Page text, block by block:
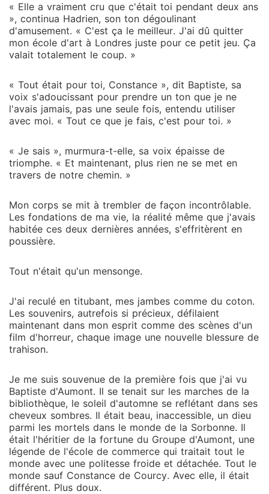
« Elle a vraiment cru que c'était toi pendant deux ans
», continua Hadrien, son ton dégoulinant
d'amusement. « C'est ça le meilleur. J'ai dû quitter
mon école d'art à Londres juste pour ce petit jeu. Ça
valait totalement le coup. »
« Tout était pour toi, Constance », dit Baptiste, sa
voix s'adoucissant pour prendre un ton que je ne
l'avais jamais, pas une seule fois, entendu utiliser
avec moi. « Tout ce que je fais, c'est pour toi. »
« Je sais », murmura-t-elle, sa voix épaisse de
triomphe. « Et maintenant, plus rien ne se met en
travers de notre chemin. »
Mon corps se mit à trembler de façon incontrôlable.
Les fondations de ma vie, la réalité même que j'avais
habitée ces deux dernières années, s'effritèrent en
poussière.
Tout n'était qu'un mensonge.
J'ai reculé en titubant, mes jambes comme du coton.
Les souvenirs, autrefois si précieux, défilaient
maintenant dans mon esprit comme des scènes d'un
film d'horreur, chaque image une nouvelle blessure de
trahison.
Je me suis souvenue de la première fois que j'ai vu
Baptiste d'Aumont. Il se tenait sur les marches de la
bibliothèque, le soleil d'automne se reflétant dans ses
cheveux sombres. Il était beau, inaccessible, un dieu
parmi les mortels dans le monde de la Sorbonne. Il
était l'héritier de la fortune du Groupe d'Aumont, une
légende de l'école de commerce qui traitait tout le
monde avec une politesse froide et détachée. Tout le
monde sauf Constance de Courcy. Avec elle, il était
différent. Plus doux.